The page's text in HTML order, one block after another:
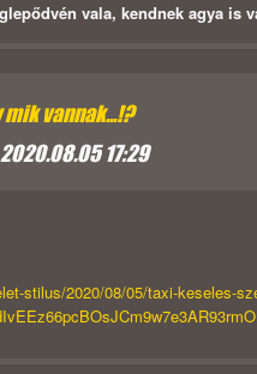
vala, kendnek agya is
mik vannak...!?
17:29
stilus/2020/08/05/taxi-keseles-